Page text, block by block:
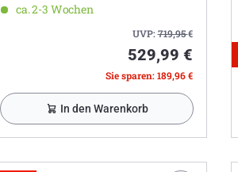
ca. 2-3 Wochen
UVP:719,95€
529,99 €
Sie sparen: 189,96 €
In den Warenkorb